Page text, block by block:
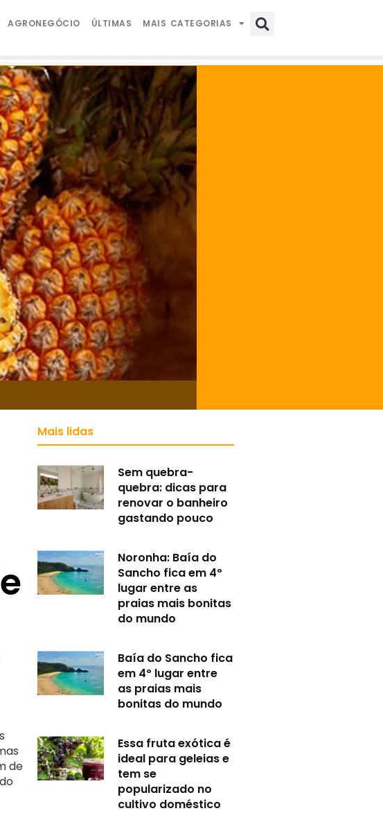
AGRONEGÓCIO ÚLTIMAS MAIS CATEGORIAS
de
Mais lidas
Sem quebra-
quebra: dicas para
renovar o banheiro
gastando pouco
Noronha: Baía do
Sancho fica em 4º
lugar entre as
praias mais bonitas
do mundo
Baía do Sancho fica
em 4º lugar entre
as praias mais
bonitas do mundo
Essa fruta exótica é
ideal para geleias e
tem se
popularizado no
cultivo doméstico